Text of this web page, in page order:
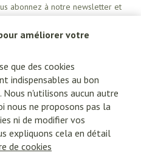
améliorer votre
que des cookies
indispensables au bon
n'utilisons aucun autre
nous ne proposons pas la
ni de modifier vos
expliquons cela en détail
de cookies
abonnez à notre newsletter et
.